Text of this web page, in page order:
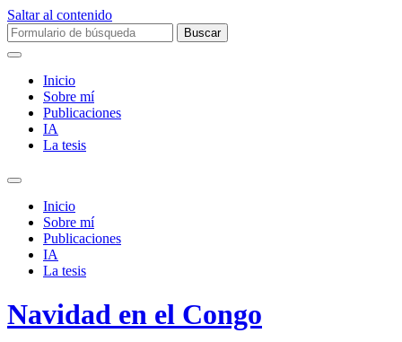
Saltar al contenido
Buscar:
Inicio
Sobre mí­
Publicaciones
IA
La tesis
Alternar
campo
búsqueda
Inicio
Sobre mí­
Publicaciones
IA
La tesis
Navidad en el Congo